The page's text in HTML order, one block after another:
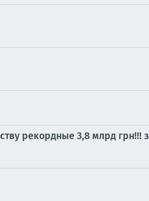
рекордные 3,8 млрд